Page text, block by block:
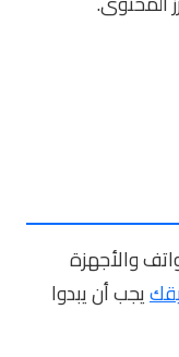
والأجهزة
يجب أن يبدوا